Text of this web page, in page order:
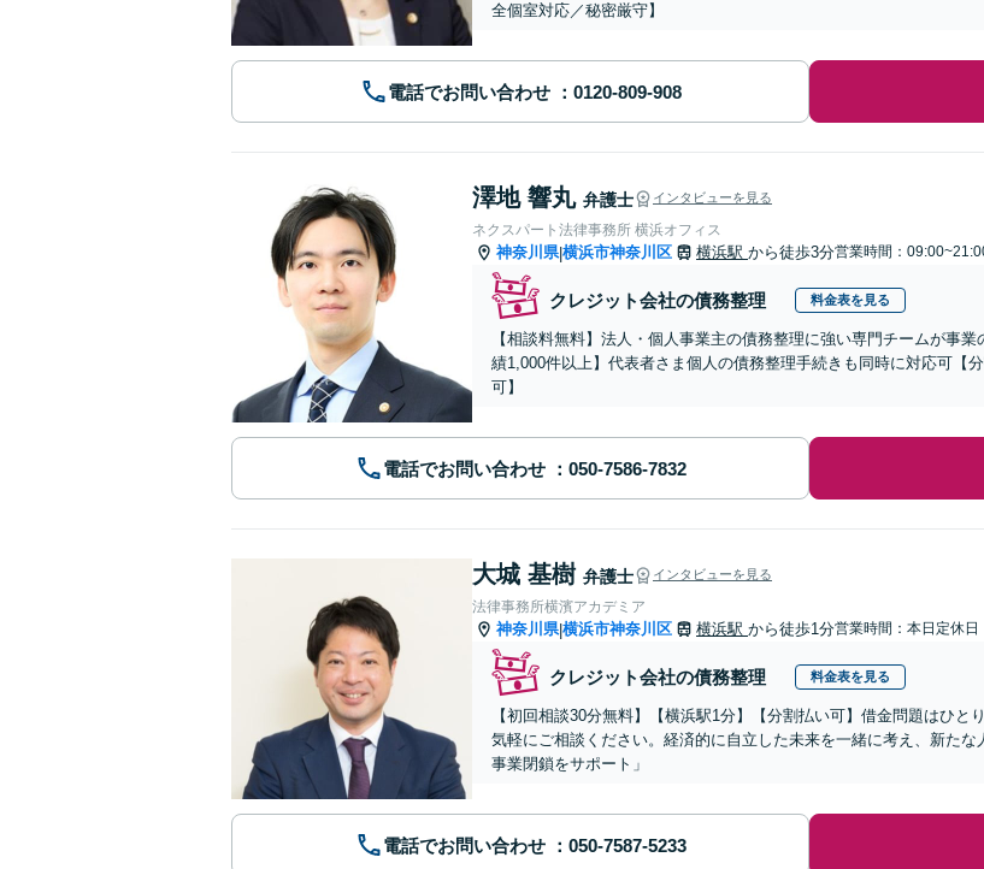
全個室対応／秘密厳守】
電話でお問い合わせ
澤地 響丸 弁護士 インタビューを見る
ネクスパート法律事務所 横浜オフィス
神奈川県|横浜市神奈川区 横浜駅 から徒歩3分営業時間：
クレジット会社の債務整理 料金表を見る
【相談料無料】法人・個人事業主の債務整理に強い専門チームが事
績1,000件以上】代表者さま個人の債務整理手続きも同時に対応可【
可】
電話でお問い合わせ
大城 基樹 弁護士 インタビューを見る
法律事務所横濱アカデミア
神奈川県|横浜市神奈川区 横浜駅 から徒歩1分営業時間：本日定休日
クレジット会社の債務整理 料金表を見る
【初回相談30分無料】【横浜駅1分】【分割払い可】借金問題はひ
気軽にご相談ください。経済的に自立した未来を一緒に考え、新た
事業閉鎖をサポート」
電話でお問い合わせ